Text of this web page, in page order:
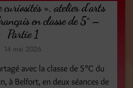
curiosités », atelier d’arts
en classe de 5° –
Partie 1
14 mai 2026
avec la classe de 5°C du
à Belfort, en deux séances de